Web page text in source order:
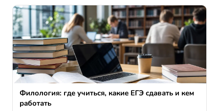
Филология: где учиться, какие ЕГЭ сдавать и кем
работать